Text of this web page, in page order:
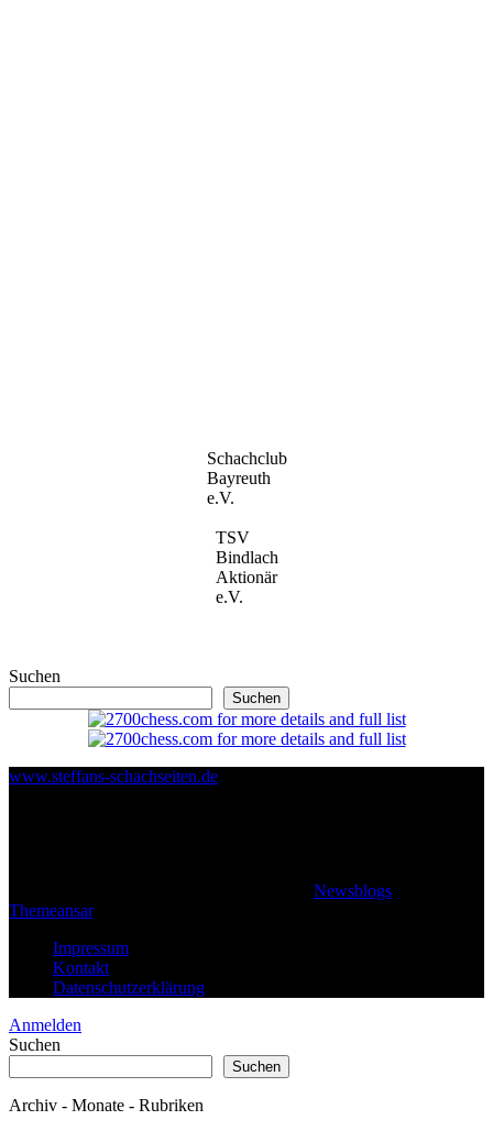
Schachclub
Bayreuth
e.V.
TSV
Bindlach
Aktionär
e.V.
Suchen
Suchen
www.steffans-schachseiten.de
Newsblogs
Themeansar.
Impressum
Kontakt
Datenschutzerklärung
Anmelden
Suchen
Suchen
Archiv - Monate - Rubriken